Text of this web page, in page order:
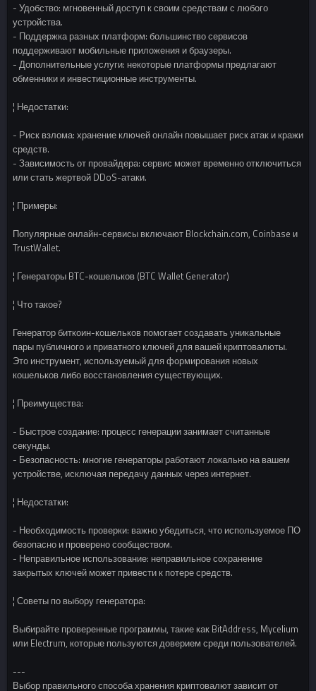
- Удобство: мгновенный доступ к своим средствам с любого
устройства.
- Поддержка разных платформ: большинство сервисов
поддерживают мобильные приложения и браузеры.
- Дополнительные услуги: некоторые платформы предлагают
обменники и инвестиционные инструменты.
¦ Недостатки:
- Риск взлома: хранение ключей онлайн повышает риск атак и кражи
средств.
- Зависимость от провайдера: сервис может временно отключиться
или стать жертвой DDoS-атаки.
¦ Примеры:
Популярные онлайн-сервисы включают Blockchain.com, Coinbase и
TrustWallet.
¦ Генераторы BTC-кошельков (BTC Wallet Generator)
¦ Что такое?
Генератор биткоин-кошельков помогает создавать уникальные
пары публичного и приватного ключей для вашей криптовалюты.
Это инструмент, используемый для формирования новых
кошельков либо восстановления существующих.
¦ Преимущества:
- Быстрое создание: процесс генерации занимает считанные
секунды.
- Безопасность: многие генераторы работают локально на вашем
устройстве, исключая передачу данных через интернет.
¦ Недостатки:
- Необходимость проверки: важно убедиться, что используемое ПО
безопасно и проверено сообществом.
- Неправильное использование: неправильное сохранение
закрытых ключей может привести к потере средств.
¦ Советы по выбору генератора:
Выбирайте проверенные программы, такие как BitAddress, Mycelium
или Electrum, которые пользуются доверием среди пользователей.
---
Выбор правильного способа хранения криптовалют зависит от